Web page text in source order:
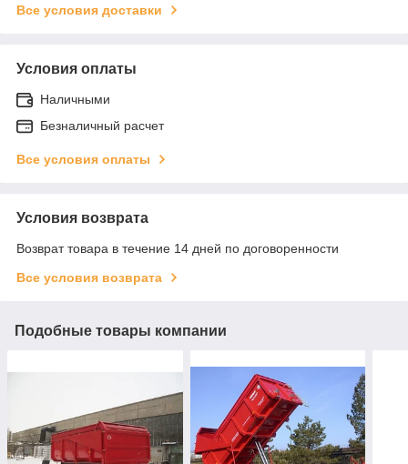
Все условия доставки
Условия оплаты
Наличными
Безналичный расчет
Все условия оплаты
Условия возврата
Возврат товара в течение 14 дней по договоренности
Все условия возврата
Подобные товары компании